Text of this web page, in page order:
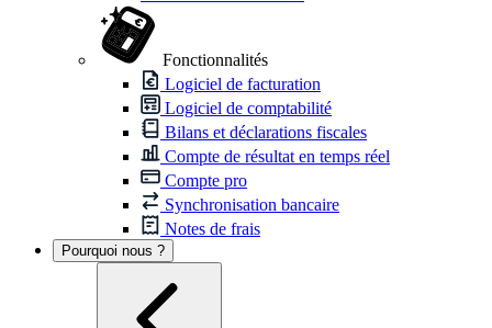
Fonctionnalités
Logiciel de facturation
Logiciel de comptabilité
Bilans et déclarations fiscales
Compte de résultat en temps réel
Compte pro
Synchronisation bancaire
Notes de frais
Pourquoi nous ?